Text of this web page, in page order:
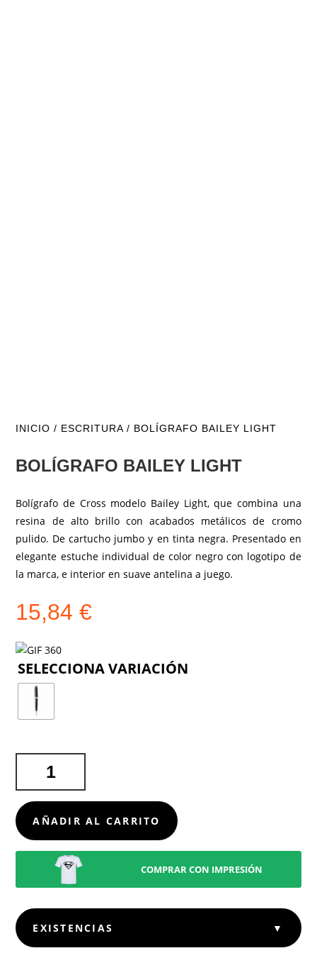
INICIO / ESCRITURA/ BOLÍGRAFO BAILEY LIGHT
BOLÍGRAFO BAILEY LIGHT
Bolígrafo de Cross modelo Bailey Light, que combina una
resina de alto brillo con acabados metálicos de cromo
pulido. De cartucho jumbo y en tinta negra. Presentado en
elegante estuche individual de color negro con logotipo de
la marca, e interior en suave antelina a juego.
15,84€
BAILEY
LIGHT
CANTIDAD
AÑADIR AL CARRITO
COMPRAR CON IMPRESIÓN
EXISTENCIAS ▼